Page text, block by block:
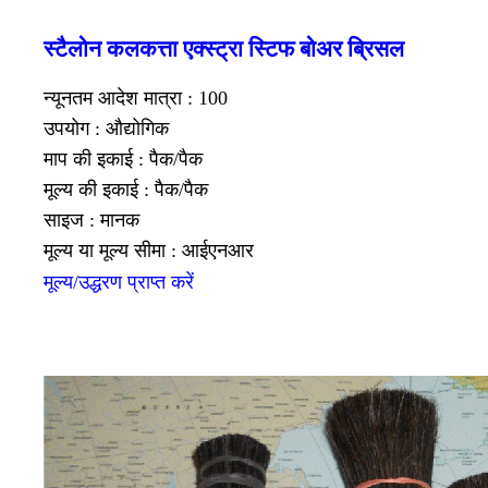
स्टैलोन कलकत्ता एक्स्ट्रा स्टिफ बोअर ब्रिसल
न्यूनतम आदेश मात्रा : 100
उपयोग : औद्योगिक
माप की इकाई : पैक/पैक
मूल्य की इकाई : पैक/पैक
साइज : मानक
मूल्य या मूल्य सीमा : आईएनआर
मूल्य/उद्धरण प्राप्त करें